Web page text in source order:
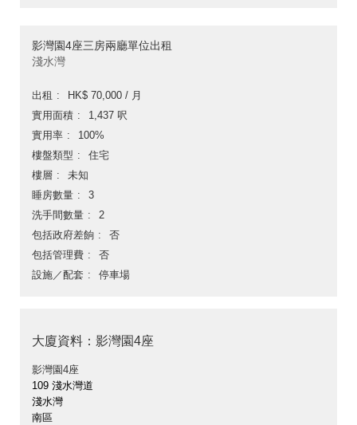
影灣園4座三房兩廳單位出租
淺水灣
出租
HK$ 70,000 / 月
實用面積
1,437 呎
實用率
100%
樓盤類型
住宅
樓層
未知
睡房數量
3
洗手間數量
2
包括政府差餉
否
包括管理費
否
設施／配套
停車場
大廈資料：影灣園4座
影灣園4座
109 淺水灣道
淺水灣
南區